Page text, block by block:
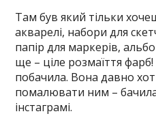
Там був який тільки
акварелі, набори для
папір для маркерів,
ще – ціле розмаїття
побачила. Вона давно
помалювати ним –
інстаграмі.